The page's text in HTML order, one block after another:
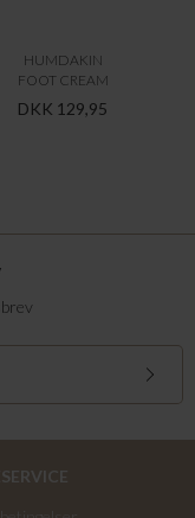
HUMDAKIN
FOOT CREAM
DKK 129,95